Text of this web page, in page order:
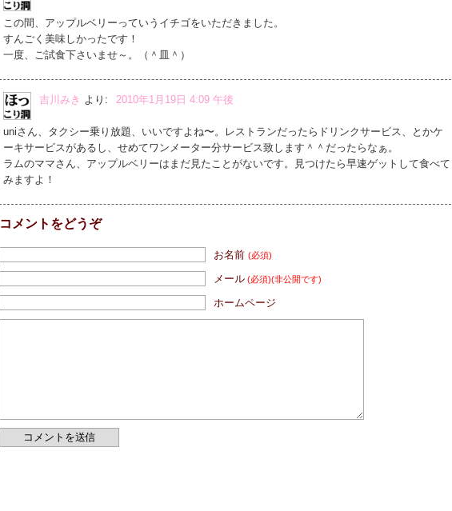
この間、アップルベリーっていうイチゴをいただきました。
すんごく美味しかったです！
一度、ご試食下さいませ～。（＾皿＾）
吉川みき より: 2010年1月19日 4:09 午後
uniさん、タクシー乗り放題、いいですよね〜。レストランだったらドリンクサービス、とかケ
ーキサービスがあるし、せめてワンメーター分サービス致します＾＾だったらなぁ。
ラムのママさん、アップルベリーはまだ見たことがないです。見つけたら早速ゲットして食べて
みますよ！
コメントをどうぞ
お名前 (必須)
メール (必須)(非公開です)
ホームページ